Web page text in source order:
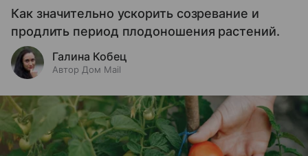
Как значительно ускорить созревание и
продлить период плодоношения растений.
Галина Кобец
Автор Дом Mail